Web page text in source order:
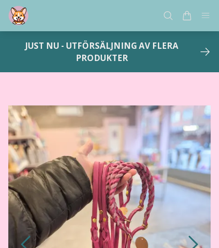
JUST NU - UTFÖRSÄLJNING AV FLERA
PRODUKTER